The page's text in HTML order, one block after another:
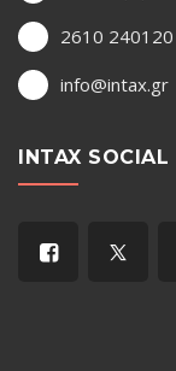
2610 240120
info@intax.gr
INTAX SOCIAL